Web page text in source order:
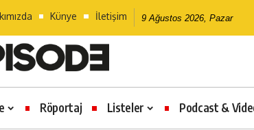
Künye İletişim 9 Ağustos 2026, Pazar
Röportaj Listeler Podcast &